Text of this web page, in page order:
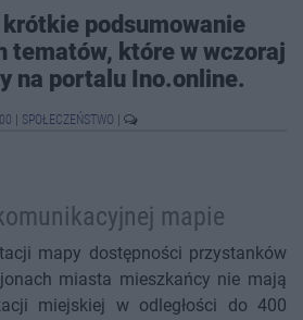
podsumowanie
tematów, które w wczoraj
na portalu Ino.online.
SPOŁECZEŃSTWO
mapie
mapy dostępności przystanków
miasta mieszkańcy nie mają
miejskiej w odległości do 400